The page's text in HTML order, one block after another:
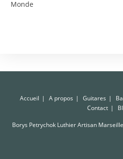
Monde
Accueil A propos Guitares
Contact
Borys Petrychok Luthier Artisan